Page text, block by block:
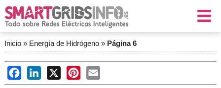
Inicio» Energía de Hidrógeno» Página 6
FacebookLinkedIn
X PinterestEmail